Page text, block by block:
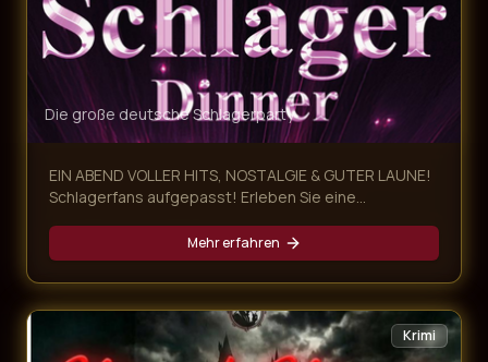
Die große deutsche Schlagerparty
EIN ABEND VOLLER HITS, NOSTALGIE & GUTER LAUNE!
Schlagerfans aufgepasst! Erleben Sie eine
musikalische Zeitreise von den 60ern bis heute
mitnimmt. Freuen Sie sich auf unvergessliche
Evergreens, emotionale Balladen und Partykracher
von den größten Schlagerstars – live präsentiert in
exklusivem Ambiente und begleitet von einem
köstlichen Dinner!
Mehr erfahren
Krimi